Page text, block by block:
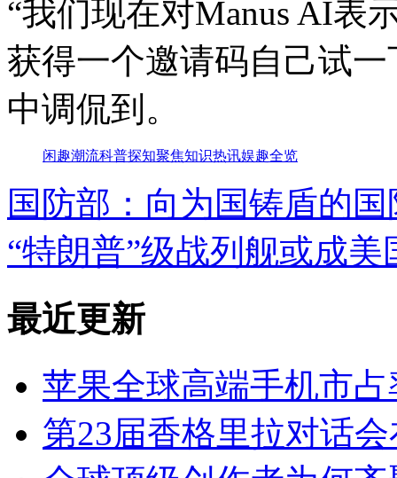
“我们现在对Manus AI
获得一个邀请码自己试
中调侃到。
闲趣潮流科普探知聚焦知识热讯娱趣全览
国防部：向为国铸盾的
“特朗普”级战列舰或成美
最近更新
苹果全球高端手机市
第23届香格里拉对话